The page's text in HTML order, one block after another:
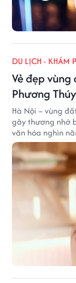
DU LỊCH - KHÁM
Vẻ đẹp
Phương Thúy
Hà Nội – vùng
gây thương nhớ
văn hóa nghìn